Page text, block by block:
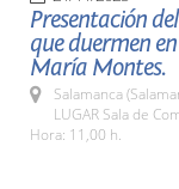
Presentación
que duermen
María Montes.
Salamanca
LUGAR Sala de
Hora: 11,00 h.